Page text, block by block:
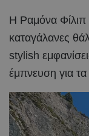
Η Ραμόνα Φίλιπ
καταγάλανες
stylish
έμπνευση για